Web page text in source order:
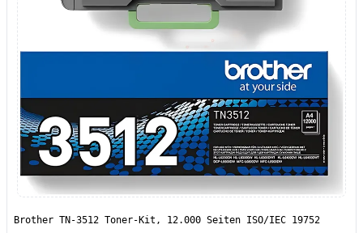
Brother TN-3512 Toner-Kit, 12.000 Seiten ISO/IEC 19752